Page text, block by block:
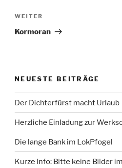
Nächster
Beitrag
WEITER
Kormoran
NEUESTE BEITRÄGE
Der Dichterfürst macht Urlaub
Herzliche Einladung zur
Die lange Bank im LokPfogel
Kurze Info: Bitte keine Bilder